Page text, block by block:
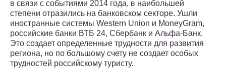
в связи с событиями 2014 года, в наибольшей
степени отразились на банковском секторе. Ушли
иностранные системы Western Union и MoneyGram,
российские банки ВТБ 24, Сбербанк и Альфа-Банк.
Это создает определенные трудности для развития
региона, но по большому счету не создает особых
трудностей российскому туристу.